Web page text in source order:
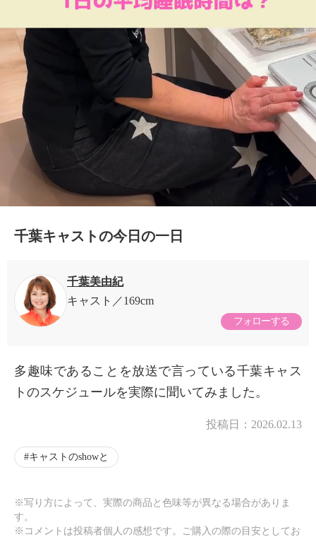
千葉キャストの今日の一日
千葉美由紀
キャスト
169cm
フォローする
多趣味であることを放送で言っている千葉キャス
トのスケジュールを実際に聞いてみました。
投稿日： 2026.02.13
キャストのshowと
※写り方によって、実際の商品と色味等が異なる場合がありま
す。
※コメントは投稿者個人の感想です。ご購入の際の目安としてお